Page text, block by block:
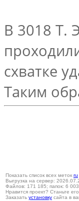
В 3018 Т.
схватке
Таким
Показать список всех меток ru
Выгрузка на сервер:
Файлов: 171 185; папок: 6
Нравится проект? Станьте его
Заказать установку сайта в